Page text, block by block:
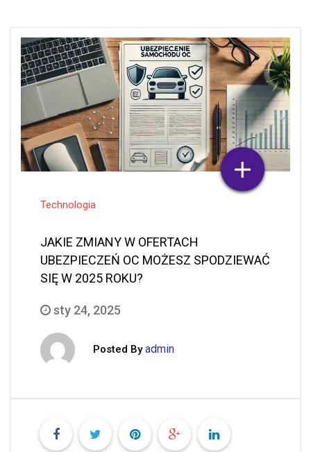
Technologia
JAKIE ZMIANY W OFERTACH
UBEZPIECZEŃ OC MOŻESZ SPODZIEWAĆ
SIĘ W 2025 ROKU?
sty 24, 2025
Posted By admin